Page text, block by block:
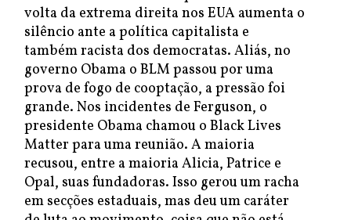
volta da extrema direita nos EUA aumenta o
silêncio ante a política capitalista e
também racista dos democratas. Aliás, no
governo Obama o BLM passou por uma
prova de fogo de cooptação, a pressão foi
grande. Nos incidentes de Ferguson, o
presidente Obama chamou o Black Lives
Matter para uma reunião. A maioria
recusou, entre a maioria Alicia, Patrice e
Opal, suas fundadoras. Isso gerou um racha
em secções estaduais, mas deu um caráter